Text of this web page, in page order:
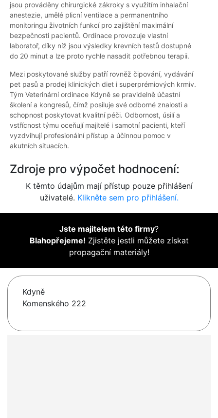
jsou prováděny chirurgické zákroky s využitím inhalační
anestezie, umělé plicní ventilace a permanentního
monitoringu životních funkcí pro zajištění maximální
bezpečnosti pacientů. Ordinace provozuje vlastní
laboratoř, díky níž jsou výsledky krevních testů dostupné
do 20 minut a lze proto rychle nasadit potřebnou terapii.
Mezi poskytované služby patří rovněž čipování, vydávání
pet pasů a prodej klinických diet i superprémiových krmiv.
Tým Veterinární ordinace Kdyně se pravidelně účastní
školení a kongresů, čímž posiluje své odborné znalosti a
schopnost poskytovat kvalitní péči. Odbornost, úsilí a
vstřícnost týmu oceňují majitelé i samotní pacienti, kteří
vyzdvihují profesionální přístup a účinnou pomoc v
akutních situacích.
Zdroje pro výpočet hodnocení:
K těmto údajům mají přístup pouze přihlášení
uživatelé. Klikněte sem pro přihlášení.
Jste majitelem této firmy?
Blahopřejeme! Zjistěte jestli můžete získat
propagační materiály!
Kdyně
Komenského 222